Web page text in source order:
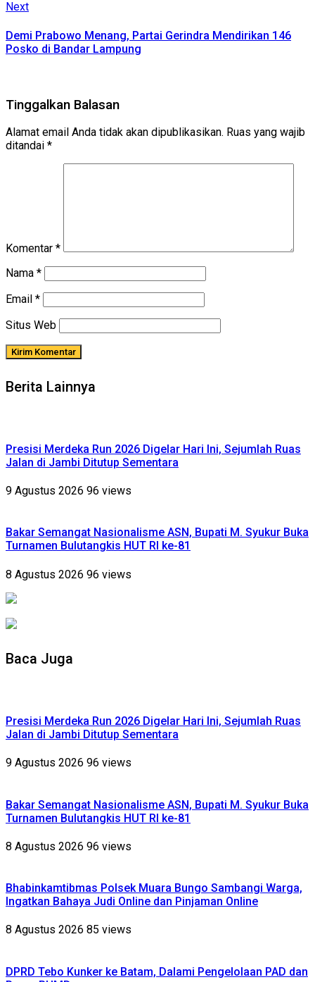
NextNext
Demi Prabowo Menang, Partai Gerindra Mendirikan 146
Posko di Bandar Lampung
Tinggalkan Balasan
Alamat email Anda tidak akan dipublikasikan. Ruas yang wajib
ditandai *
Komentar *
Nama *
Email *
Situs Web
Berita Lainnya
Presisi Merdeka Run 2026 Digelar Hari Ini, Sejumlah Ruas
Jalan di Jambi Ditutup Sementara
9 Agustus 2026 96 views
Bakar Semangat Nasionalisme ASN, Bupati M. Syukur Buka
Turnamen Bulutangkis HUT RI ke-81
8 Agustus 2026 96 views
Baca Juga
Presisi Merdeka Run 2026 Digelar Hari Ini, Sejumlah Ruas
Jalan di Jambi Ditutup Sementara
9 Agustus 2026 96 views
Bakar Semangat Nasionalisme ASN, Bupati M. Syukur Buka
Turnamen Bulutangkis HUT RI ke-81
8 Agustus 2026 96 views
Bhabinkamtibmas Polsek Muara Bungo Sambangi Warga,
Ingatkan Bahaya Judi Online dan Pinjaman Online
8 Agustus 2026 85 views
DPRD Tebo Kunker ke Batam, Dalami Pengelolaan PAD dan